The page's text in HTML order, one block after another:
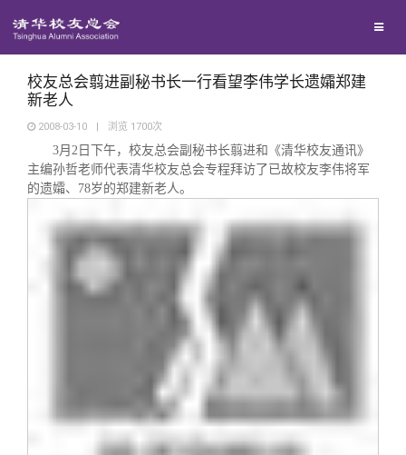
地区联络
年级联络
院系校友工作
西南联大校友会
回馈母校
捐赠项目
捐赠新闻
义工计划
媒体平台
《清华校友通讯》
新媒体平台
百年清华
青春风采
校友文苑
信息化服务
三创大赛
总会简介
会长致辞
校友总会翦进副秘书长一行看望李伟学长遗孀郑建
新老人
2008-03-10 | 浏览 1700次
3月 2 日下午，校友总会副秘书长翦进和《清华校友通讯》
主编孙哲老师代表清华校友总会专程拜访了已故校友李伟将军
的遗孀、 78岁的郑建新老人。